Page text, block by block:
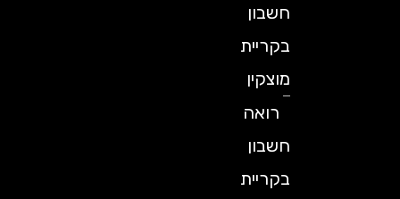
חשבון
בקריית
מוצקין
רואה
חשבון
בקריית